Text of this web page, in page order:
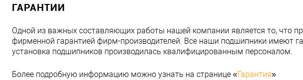
ГАРАНТИИ
Одной из важных составляющих работы нашей компании является то, что
фирменной гарантией фирм-производителей. Все наши подшипники имеют
установка подшипников производилась квалифицированным персоналом.
Более подробную информацию можно узнать на странице «Гарантия»